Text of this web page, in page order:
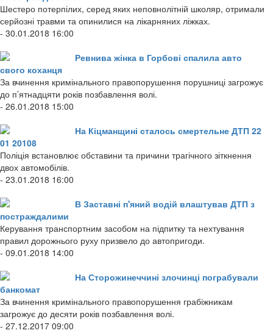
Шестеро потерпілих, серед яких неповнолітній школяр, отримали
серйозні травми та опинилися на лікарняних ліжках.
- 30.01.2018 16:00
Ревнива жінка в Горбові спалила авто
свого коханця
За вчинення кримінального правопорушення порушниці загрожує
до п’ятнадцяти років позбавлення волі.
- 26.01.2018 15:00
На Кіцманщині сталось смертельне ДТП 22
01 20108
Поліція встановлює обставини та причини трагічного зіткнення
двох автомобілів.
- 23.01.2018 16:00
В Заставні п'яний водій влаштував ДТП з
постраждалими
Керування транспортним засобом на підпитку та нехтування
правил дорожнього руху призвело до автопригоди.
- 09.01.2018 14:00
На Сторожинеччині злочинці пограбували
банкомат
За вчинення кримінального правопорушення грабіжникам
загрожує до десяти років позбавлення волі.
- 27.12.2017 09:00